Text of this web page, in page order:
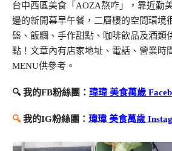
台中西區美食「AOZA熬咋」，靠近勤
邊的新開幕早午餐，二層樓的空間環境
盤、飯糰、手作甜點、咖啡飲品及酒類
點！文章內有店家地址、電話、營業時
MENU供參考。
🔍 我的FB粉絲團： 瑋瑋 美食萬歲
🔍我的IG粉絲團： 瑋瑋 美食萬歲